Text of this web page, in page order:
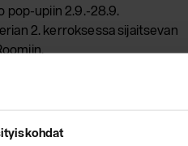
pop-upiin 2.9.-28.9.
2. kerroksessa sijaitsevan